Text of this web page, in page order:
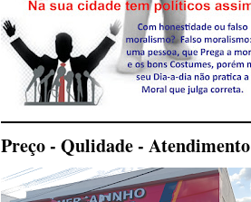
Preço - Qulidade - Atendimento